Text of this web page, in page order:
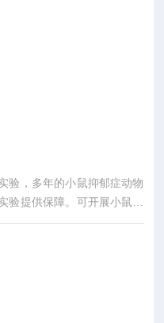
验，多年的小鼠抑郁症动物
验提供保障。可开展小鼠抑